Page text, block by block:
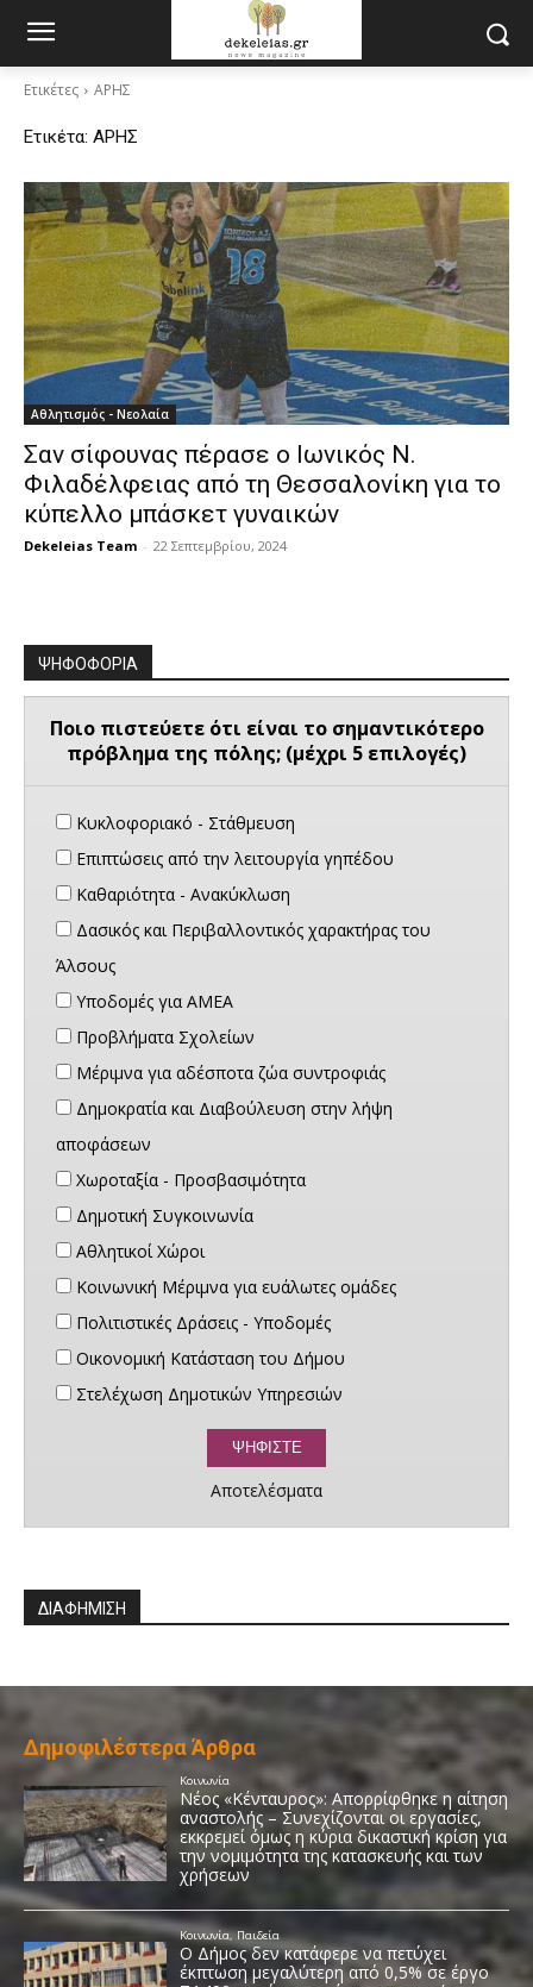
Ετικέτες ΑΡΗΣ
Ετικέτα: ΑΡΗΣ
Αθλητισμός - Νεολαία
Σαν σίφουνας πέρασε ο Ιωνικός Ν.
Φιλαδέλφειας από τη Θεσσαλονίκη για το
κύπελλο μπάσκετ γυναικών
Dekeleias Team - 22 Σεπτεμβρίου, 2024
ΨΗΦΟΦΟΡΙΑ
Ποιο πιστεύετε ότι είναι το σημαντικότερο
πρόβλημα της πόλης; (μέχρι 5 επιλογές)
Κυκλοφοριακό - Στάθμευση
Επιπτώσεις από την λειτουργία γηπέδου
Καθαριότητα - Ανακύκλωση
Δασικός και Περιβαλλοντικός χαρακτήρας του
Άλσους
Υποδομές για ΑΜΕΑ
Προβλήματα Σχολείων
Μέριμνα για αδέσποτα ζώα συντροφιάς
Δημοκρατία και Διαβούλευση στην λήψη
αποφάσεων
Χωροταξία - Προσβασιμότητα
Δημοτική Συγκοινωνία
Αθλητικοί Χώροι
Κοινωνική Μέριμνα για ευάλωτες ομάδες
Πολιτιστικές Δράσεις - Υποδομές
Οικονομική Κατάσταση του Δήμου
Στελέχωση Δημοτικών Υπηρεσιών
Αποτελέσματα
ΔΙΑΦΗΜΙΣΗ
Δημοφιλέστερα Άρθρα